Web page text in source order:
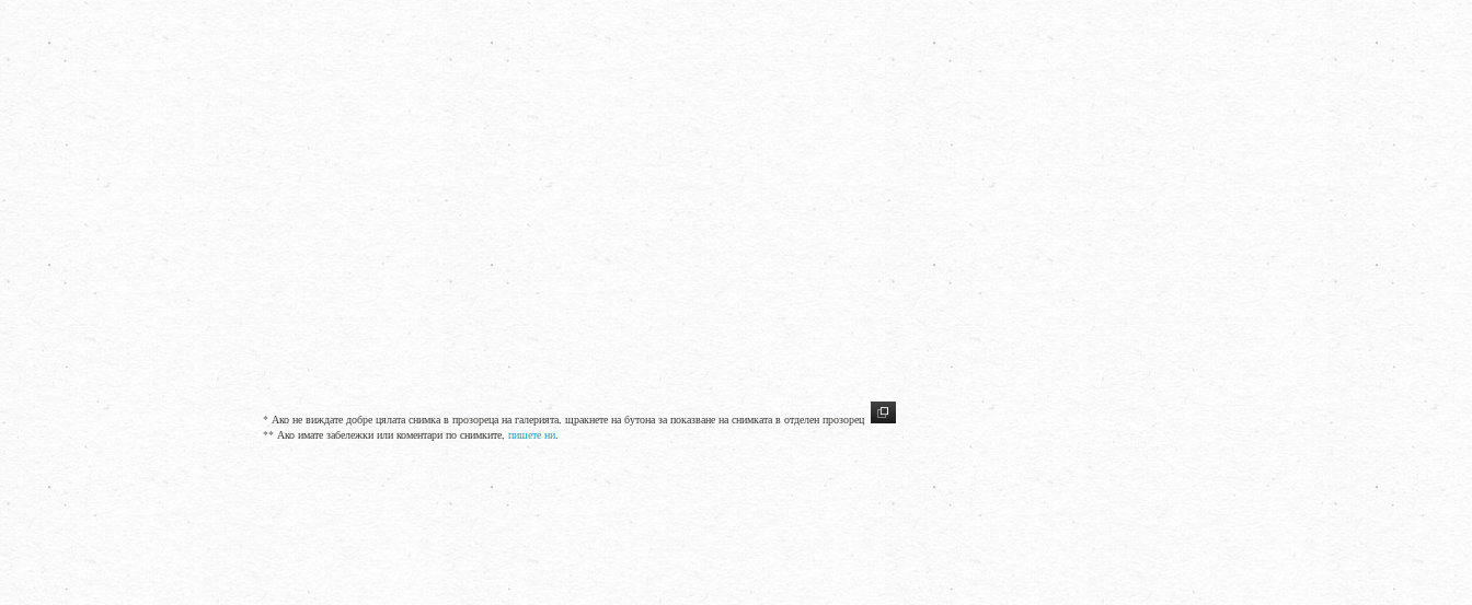
* Ако не виждате добре цялата снимка в прозореца на галерията, щракнете на бутона за показване на снимката в отделен прозорец
** Ако имате забележки или коментари по снимките, пишете ни.